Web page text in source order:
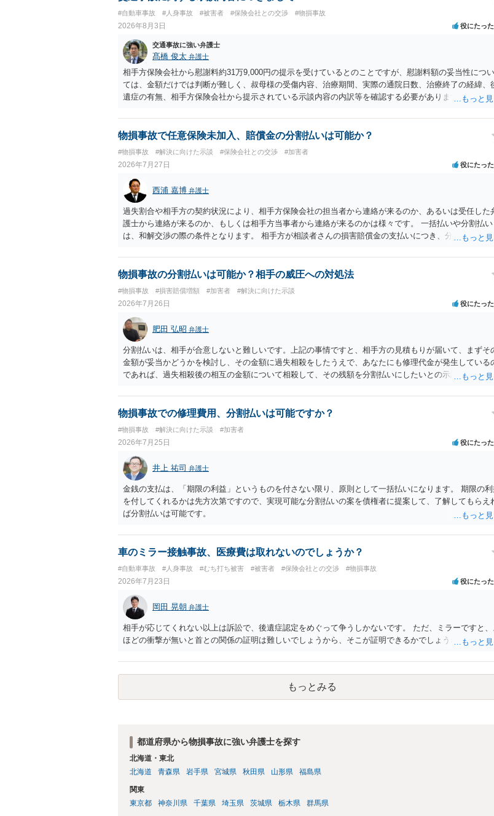
#自動車事故 #人身事故 #被害者 #保険会社との交渉 #物損事故
2026年8月3日 役にたった
交通事故に強い弁護士
髙橋 俊太 弁護士
相手方保険会社から慰謝料約31万9,000円の提示を受けているとのことですが、慰謝料額の妥当性につい
ては、金額だけでは判断が難しく、叔母様の受傷内容、治療期間、実際の通院日数、治療終了の経緯、
遺症の有無、相手方保険会社から提示されている示談内容の内訳等を確認する必要があります。保険会
で、以下の資料・情報を準備した上で、弁護士に個別に相談することをお勧めいたします。 ・相手方
会社から届いている示談金額の提示書類 ・叔母様の診断名、けがの内容 ・治療開始日及び治療終了日
今回の事故で利用できる弁護士費用特約が付帯しているか なお、被害者は叔母様ご本人となりますので
弁護士が受任する場合には、叔母様ご本人の依頼意思等を確認する必要があります。日本語での十分な意
思疎通が難しいとのことですので、そのあたりのご事情も踏まえて、依頼意思の確認方法等を検討する必
要があると思われます。
物損事故で任意保険未加入、賠償金の分割払いは可能か？
#物損事故 #解決に向けた示談 #保険会社との交渉 #加害者
2026年7月27日 役にたった
西浦 嘉博 弁護士
過失割合や相手方の契約状況により、相手方保険会社の担当者から連絡が来るのか、あるいは受任した
護士から連絡が来るのか、もしくは相手方当事者から連絡が来るのかは様々です。 一括払いや分割払い
は、和解交渉の際の条件となります。 相手方が相談者さんの損害賠償金の支払いにつき、分割払いに合
に、交渉の方向性につき、最寄りの法律事務所で相談だけでもされることも検討ください。
物損事故の分割払いは可能か？相手の威圧への対処法
#物損事故 #損害賠償増額 #加害者 #解決に向けた示談
2026年7月26日 役にたった
肥田 弘昭 弁護士
分割払いは、相手が合意しないと難しいです。上記の事情ですと、相手方の見積もりが届いて、まずそ
金額が妥当かどうかを検討し、その金額に過失相殺をしたうえで、あなたにも修理代金が発生している
であれば、過失相殺後の相互の金額について相殺して、その残額を分割払いにしたいとの示談案を提案
ご参考にしてください。
物損事故での修理費用、分割払いは可能ですか？
#物損事故 #解決に向けた示談 #加害者
2026年7月25日 役にたった
井上 祐司 弁護士
金銭の支払は、「期限の利益」というものを付さない限り、原則として一括払いになります。 期限の利
を付してくれるかは先方次第ですので、実現可能な分割払いの案を債権者に提案して、了解してもらえ
ば分割払いは可能です。
車のミラー接触事故、医療費は取れないのでしょうか？
#自動車事故 #人身事故 #むち打ち被害 #被害者 #保険会社との交渉 #物損事故
2026年7月23日 役にたった
岡田 晃朝 弁護士
相手が応じてくれない以上は訴訟で、後遺症認定をめぐって争うしかないです。 ただ、ミラーですと、
ほどの衝撃が無いと首との関係の証明は難しいでしょうから、そこが証明できるかでしょうね。
もっとみる
都道府県から物損事故に強い弁護士を探す
北海道・東北
北海道
青森県 岩手県 宮城県 秋田県 山形県 福島県
関東
東京都
神奈川県 千葉県 埼玉県 茨城県 栃木県 群馬県